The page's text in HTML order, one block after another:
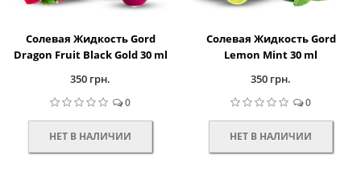
Солевая Жидкость Gord
Dragon Fruit Black Gold 30 ml
350 грн.
0
НЕТ В НАЛИЧИИ
Солевая Жидкость Gord
Lemon Mint 30 ml
350 грн.
0
НЕТ В НАЛИЧИИ